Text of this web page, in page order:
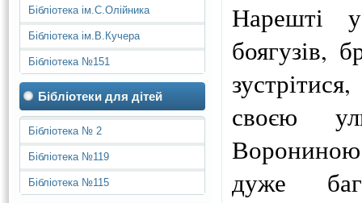
Бібліотека ім.С.Олійника
Бібліотека ім.В.Кучера
Бібліотека №151
Бібліотеки для дітей
Бібліотека № 2
Бібліотека №119
Бібліотека №115
Нарешті
боягузів,
своєю
дуже